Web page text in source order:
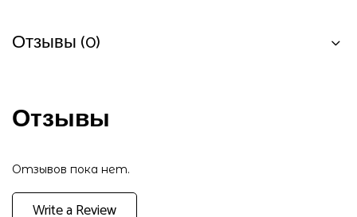
Отзывы (0)
Отзывы
Отзывов пока нет.
Write a Review